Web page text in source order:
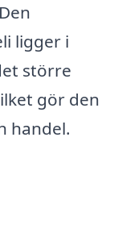
ligger i
större
gör den
handel.